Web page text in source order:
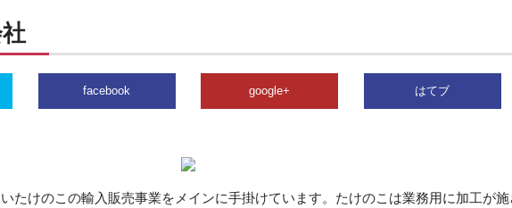
facebook google+ はてブ
たけのこの輸入販売事業をメインに手掛けています。たけのこは業務用に加工が